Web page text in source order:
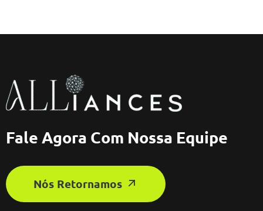
Fale Agora Com Nossa Equipe
Nós Retornamos